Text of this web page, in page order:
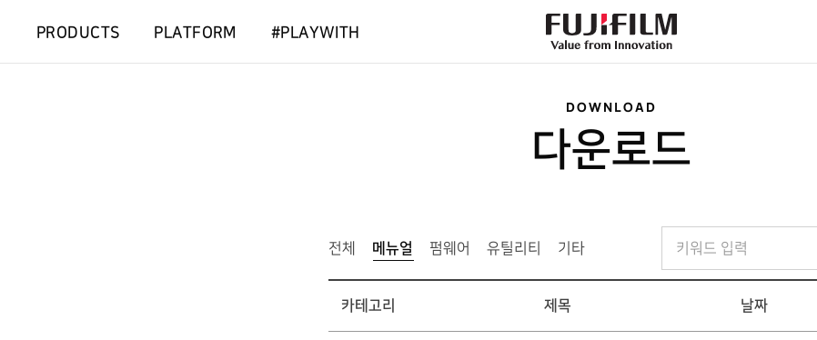
PRODUCTS PLATFORM #PLAYWITH
DOWNLOAD
다운로드
전체 메뉴얼
택
됨
펌웨어 유틸리티 기타
어
카테고리 제목 날짜